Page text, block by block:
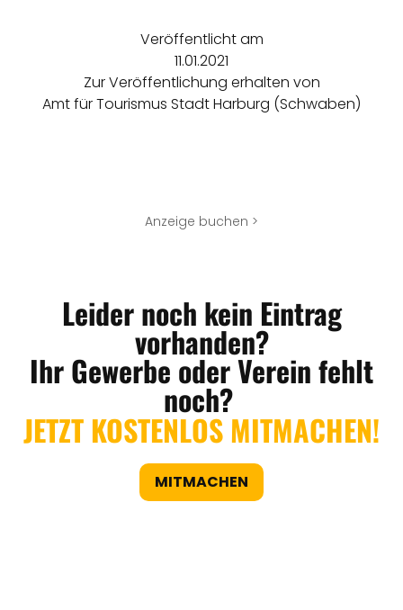
Veröffentlicht am
11.01.2021
Zur Veröffentlichung erhalten von
Amt für Tourismus Stadt Harburg (Schwaben)
Anzeige buchen >
Leider noch kein Eintrag
vorhanden?
Ihr Gewerbe oder Verein fehlt
noch?
JETZT KOSTENLOS MITMACHEN!
MITMACHEN